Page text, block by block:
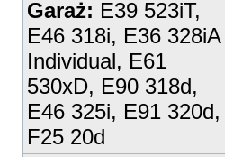
Garaż: E39 523iT,
E46 318i, E36 328iA
Individual, E61
530xD, E90 318d,
E46 325i, E91 320d,
F25 20d